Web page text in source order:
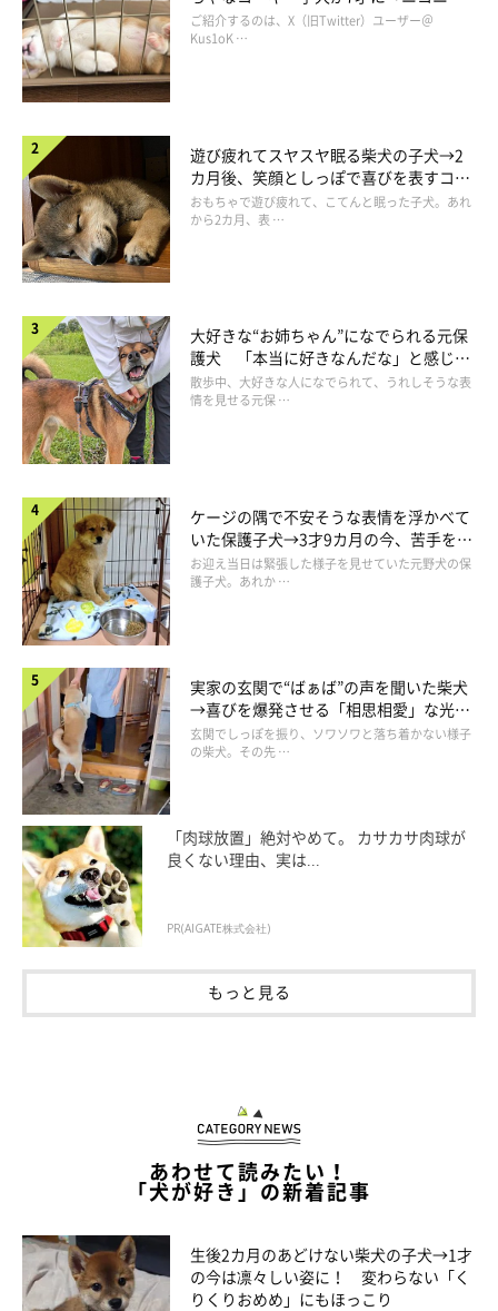
「極悪」はレアな表情？
@kinako20210216
普段は優しい顔、まったり顔と言われることが多いため、この表
情を見たときは「新鮮な気持ちになりました（笑）」
主さん。
いつもは「カウッ」と声を出してあくびをして、寄り添ってきた
り、頭を擦り付けてまったりすることが多いとのこと。今回のこ
の表情は激レアだったのかもしれません。
コ“コーギースマイル”が魅力のコに成
長！
ご紹介するのは、X（旧Twitter）ユーザー＠
Kus1oK …
遊び疲れてスヤスヤ眠る柴犬の子犬→2
カ月後、笑顔としっぽで喜びを表すコに
成長！
おもちゃで遊び疲れて、こてんと眠った子犬。あれ
から2カ月、表 …
大好きな“お姉ちゃん”になでられる元保
護犬 「本当に好きなんだな」と感じる
表情にほっこり
散歩中、大好きな人になでられて、うれしそうな表
情を見せる元保 …
ケージの隅で不安そうな表情を浮かべて
いた保護子犬→3才9カ月の今、苦手を克
服し頼もしいコに成長！
お迎え当日は緊張した様子を見せていた元野犬の保
護子犬。あれか …
実家の玄関で“ばぁば”の声を聞いた柴犬
→喜びを爆発させる「相思相愛」な光景
にほっこり
玄関でしっぽを振り、ソワソワと落ち着かない様子
の柴犬。その先 …
「肉球放置」絶対やめて。 カサカサ肉球が
良くない理由、実は...
PR(AIGATE株式会社)
もっと見る
あわせて読みたい！
「犬が好き」の新着記事
生後2カ月のあどけない柴犬の子犬→1才
の今は凛々しい姿に！ 変わらない「く
りくりおめめ」にもほっこり